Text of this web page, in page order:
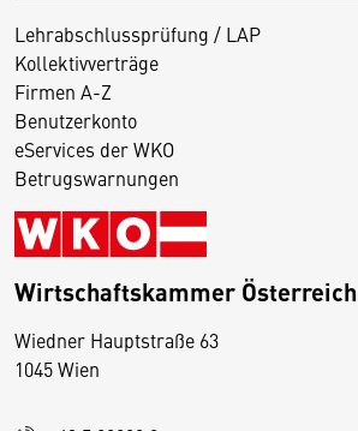
Lehrabschlussprüfung / LAP
Kollektivverträge
Firmen A-Z
Benutzerkonto
eServices der WKO
Betrugswarnungen
Wirtschaftskammer Österreich
Wiedner Hauptstraße 63
1045 Wien
D